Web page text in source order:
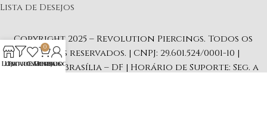
Loja
Filtros
Lista de Desejos
0
Carrinho
Minha conta
Lista de Desejos
Copyright 2025 – Revolution Piercings. Todos os
direitos reservados. | CNPJ: 29.601.524/0001-10 |
Endereço: Brasília – DF | Horário de Suporte: Seg. a